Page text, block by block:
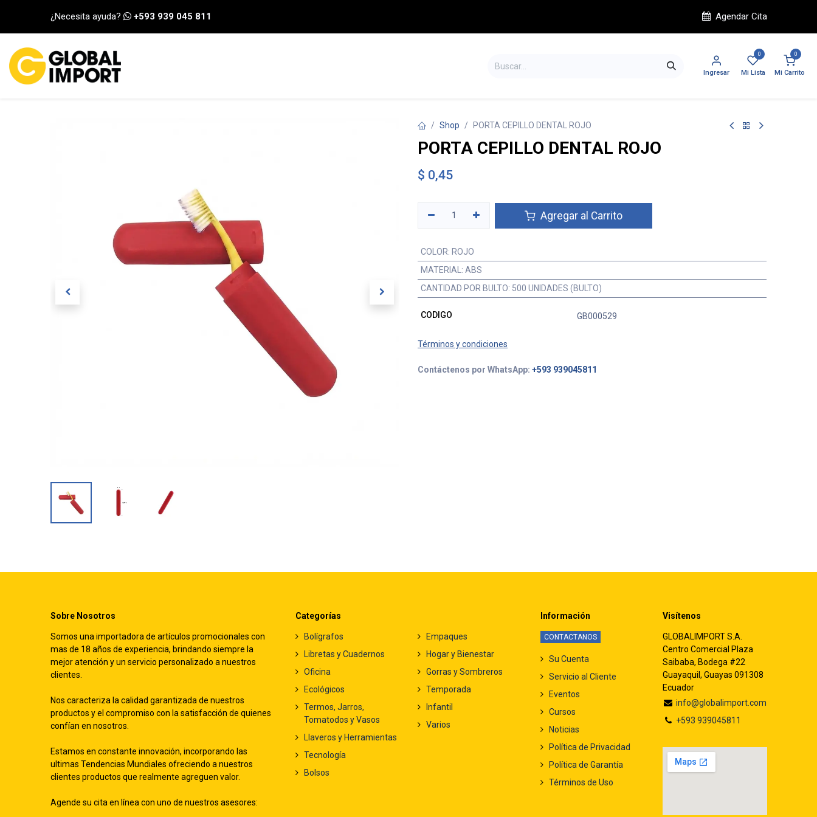
¿Necesita ayuda? +593 939 045 811 Agendar Cita
Ingresar
0
Mi Lista
0
Mi Carrito
Shop PORTA CEPILLO DENTAL ROJO
PORTA CEPILLO DENTAL ROJO
$ 0,45
Agregar al Carrito
COLOR: ROJO
MATERIAL : ABS
CANTIDAD POR BULTO: 500 UNIDADES (BULTO)
CODIGO GB000529
Términos y condiciones
Contáctenos por WhatsApp: +593 939045811
Sobre Nosotros
Somos una importadora de artículos promocionales con
mas de 18 años de experiencia, brindando siempre la
mejor atención y un servicio personalizado a nuestros
clientes.
Nos caracteriza la calidad garantizada de nuestros
productos y el compromiso con la satisfacción de quienes
confían en nosotros.
Estamos en constante innovación, incorporando las
ultimas Tendencias Mundiales ofreciendo a nuestros
clientes productos que realmente agreguen valor.
Agende su cita en línea con uno de nuestros asesores:
Categorías
Bolígrafos
Libretas y Cuadernos
Oficina
Ecológicos
Termos, Jarros,
Tomatodos y Vasos
Llaveros y Herramientas
Tecnología
Bolsos
Empaques
Hogar y Bienestar
Gorras y Sombreros
Temporada
Infantil
Varios
Información
CONTACTANOS
Su Cuenta
Servicio al Cliente
Eventos
Cursos
Noticias
Política de Privacidad
Política de Garantía
Términos de Uso
Visítenos
GLOBALIMPORT S.A.
Centro Comercial Plaza
Saibaba, Bodega #22
Guayaquil, Guayas 091308
Ecuador
info@globalimport.com
+593 939045811